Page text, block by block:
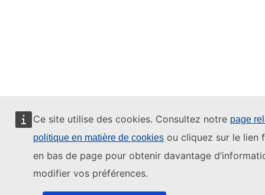
Ce site utilise des cookies. Consultez notre page
politique en matière de cookies ou cliquez sur le lien
en bas de page pour obtenir davantage
modifier vos préférences.